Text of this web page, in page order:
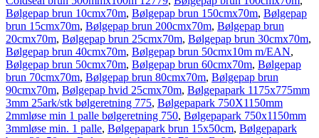
Bølgepap brun 10cmx70m, Bølgepap brun 150cmx70m, Bølgepap
brun 15cmx70m, Bølgepap brun 200cmx70m, Bølgepap brun
20cmx70m, Bølgepap brun 25cmx70m, Bølgepap brun 30cmx70m,
Bølgepap brun 40cmx70m, Bølgepap brun 50cmx10m m/EAN,
Bølgepap brun 50cmx70m, Bølgepap brun 60cmx70m, Bølgepap
brun 70cmx70m, Bølgepap brun 80cmx70m, Bølgepap brun
90cmx70m, Bølgepap hvid 25cmx70m, Bølgepapark 1175x775mm
3mm 25ark/stk bølgeretning 775, Bølgepapark 750X1150mm
2mmløse min 1 palle bølgeretning 750, Bølgepapark 750x1150mm
3mmløse min. 1 palle, Bølgepapark brun 15x50cm, Bølgepapark